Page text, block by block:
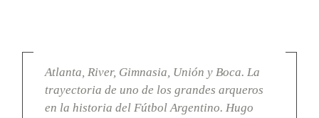
Atlanta, River, Gimnasia, Unión y Boca. La
trayectoria de uno de los grandes arqueros
en la historia del Fútbol Argentino. Hugo